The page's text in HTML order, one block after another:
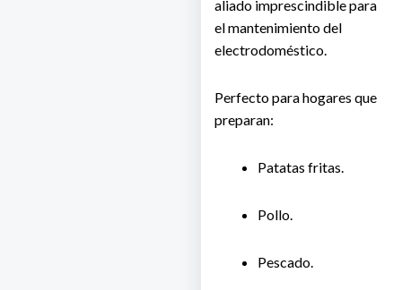
aliado imprescindible para
el mantenimiento del
electrodoméstico.
Perfecto para hogares que
preparan:
Patatas fritas.
Pollo.
Pescado.